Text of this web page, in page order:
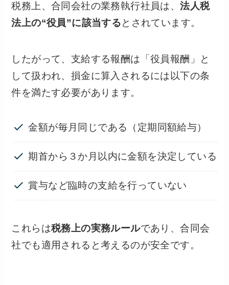
税務上、合同会社の業務執行社員は、法人税
法上の“役員”に該当するとされています。
したがって、支給する報酬は「役員報酬」と
して扱われ、損金に算入されるには以下の条
件を満たす必要があります。
金額が毎月同じである（定期同額給与）
期首から３か月以内に金額を決定している
賞与など臨時の支給を行っていない
これらは税務上の実務ルールであり、合同会
社でも適用されると考えるのが安全です。